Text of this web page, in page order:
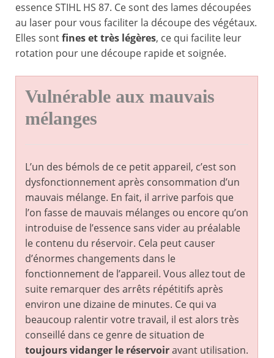
essence STIHL HS 87. Ce sont des lames découpées
au laser pour vous faciliter la découpe des végétaux.
Elles sontfines et très légères, ce qui facilite leur
rotation pour une découpe rapide et soignée.
Vulnérable aux mauvais
mélanges
L’un des bémols de ce petit appareil, c’est son
dysfonctionnement après consommation d’un
mauvais mélange. En fait, il arrive parfois que
l’on fasse de mauvais mélanges ou encore qu’on
introduise de l’essence sans vider au préalable
le contenu du réservoir. Cela peut causer
d’énormes changements dans le
fonctionnement de l’appareil. Vous allez tout de
suite remarquer des arrêts répétitifs après
environ une dizaine de minutes. Ce qui va
beaucoup ralentir votre travail, il est alors très
conseillé dans ce genre de situation de
toujours vidanger le réservoiravant utilisation.